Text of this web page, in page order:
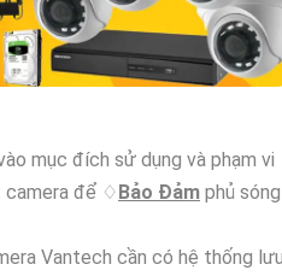
mục đích sử dụng và phạm vi
camera để ♢ Bảo Đảm phủ sóng
Vantech cần có hệ thống